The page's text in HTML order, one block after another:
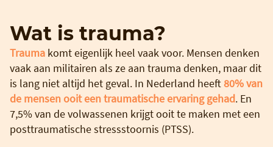
Wat is trauma?
Trauma komt eigenlijk heel vaak voor. Mensen denken
vaak aan militairen als ze aan trauma denken, maar dit
is lang niet altijd het geval. In Nederland heeft80% van
de mensen ooit een traumatische ervaring gehad. En
7,5% van de volwassenen krijgt ooit te maken met een
posttraumatische stressstoornis (PTSS).